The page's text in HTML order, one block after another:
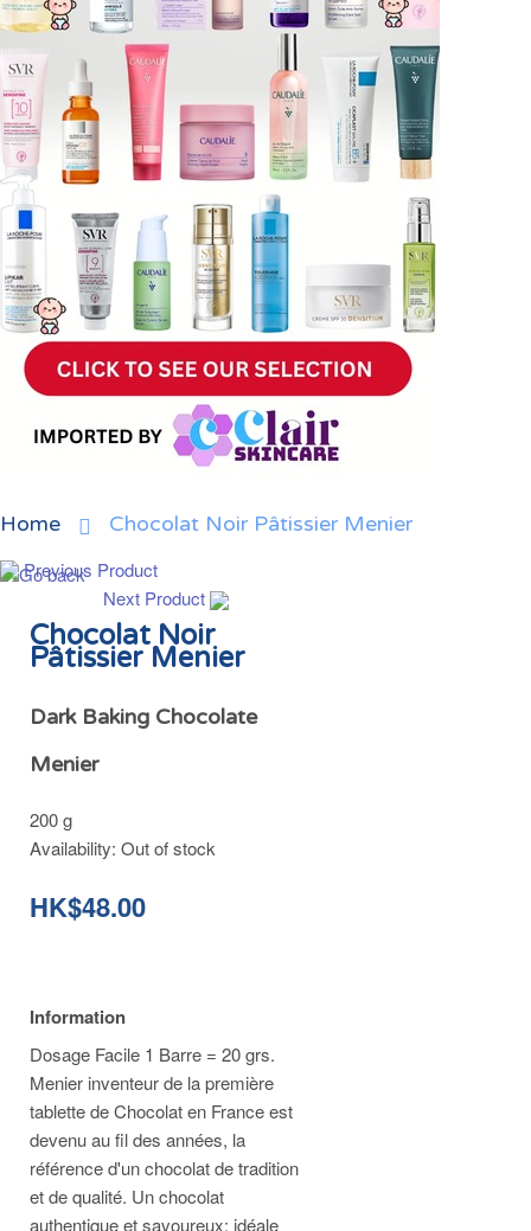
Home Chocolat Noir Pâtissier Menier
Previous Product
Next Product
Chocolat Noir
Pâtissier Menier
Dark Baking Chocolate
Menier
200 g
Availability: Out of stock
HK$48.00
Information
Dosage Facile 1 Barre = 20 grs.
Menier inventeur de la première
tablette de Chocolat en France est
devenu au fil des années, la
référence d'un chocolat de tradition
et de qualité. Un chocolat
authentique et savoureux; idéale